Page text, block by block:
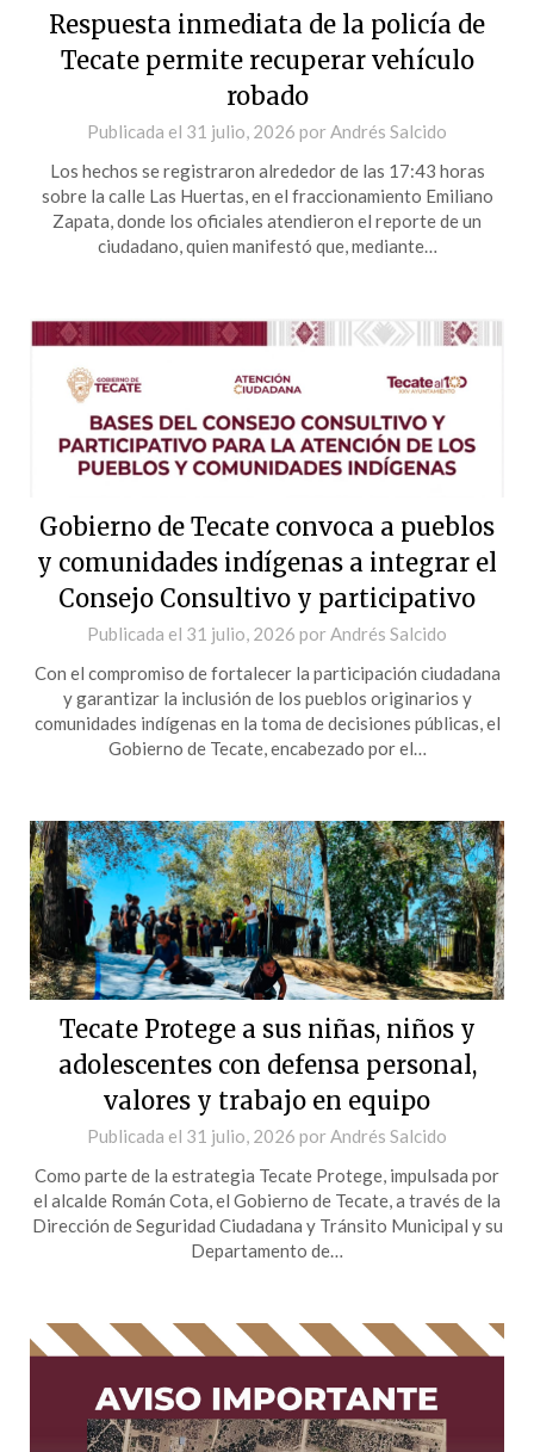
Respuesta inmediata de la policía de
Tecate permite recuperar vehículo
robado
Publicada el 31 julio, 2026 por Andrés Salcido
Los hechos se registraron alrededor de las 17:43 horas
sobre la calle Las Huertas, en el fraccionamiento Emiliano
Zapata, donde los oficiales atendieron el reporte de un
ciudadano, quien manifestó que, mediante…
Gobierno de Tecate convoca a pueblos
y comunidades indígenas a integrar el
Consejo Consultivo y participativo
Publicada el 31 julio, 2026 por Andrés Salcido
Con el compromiso de fortalecer la participación ciudadana
y garantizar la inclusión de los pueblos originarios y
comunidades indígenas en la toma de decisiones públicas, el
Gobierno de Tecate, encabezado por el…
Tecate Protege a sus niñas, niños y
adolescentes con defensa personal,
valores y trabajo en equipo
Publicada el 31 julio, 2026 por Andrés Salcido
Como parte de la estrategia Tecate Protege, impulsada por
el alcalde Román Cota, el Gobierno de Tecate, a través de la
Dirección de Seguridad Ciudadana y Tránsito Municipal y su
Departamento de…